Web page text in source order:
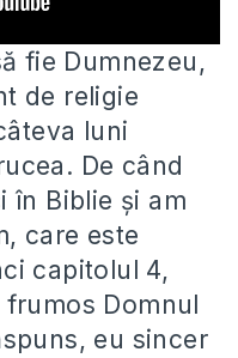
fie Dumnezeu,
de religie
luni
De când
în Biblie și am
care este
capitolul 4,
frumos Domnul
eu sincer